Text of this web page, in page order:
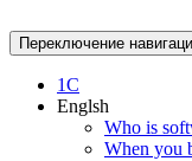
Переключение
1С
Englsh
Who is
When you